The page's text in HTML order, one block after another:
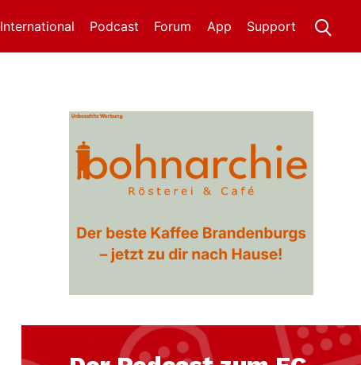
International Support
App
Forum
Podcast